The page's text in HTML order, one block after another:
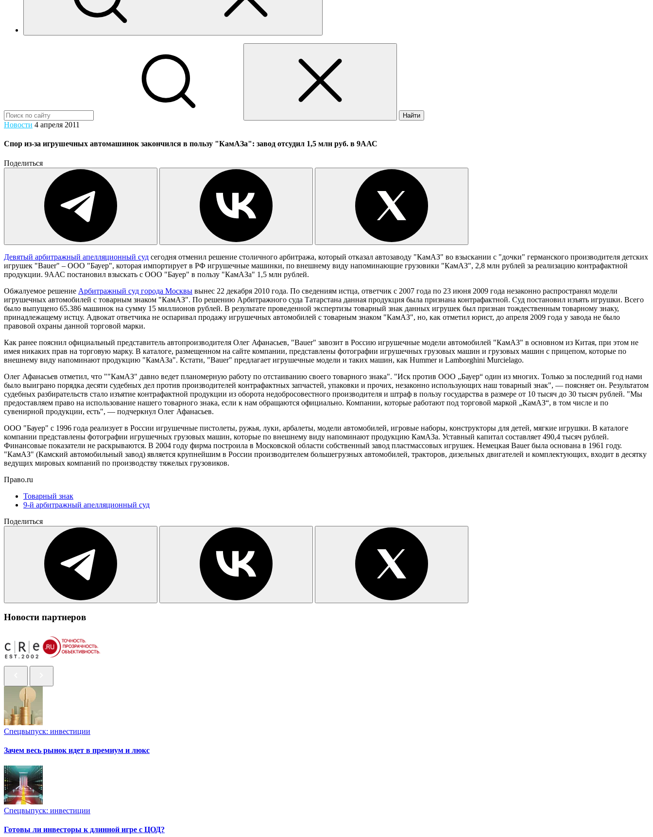
Найти
Новости 4 апреля 2011
Спор из-за игрушечных автомашинок закончился в пользу "КамАЗа": завод отсудил 1,5 млн руб. в 9ААС
Поделиться
Девятый арбитражный апелляционный суд сегодня отменил решение столичного арбитража, который отказал автозаводу "КамАЗ" во взыскании с "дочки" германского производителя детских
игрушек "Bauer" – ООО "Бауер", которая импортирует в РФ игрушечные машинки, по внешнему виду напоминающие грузовики "КамАЗ", 2,8 млн рублей за реализацию контрафактной
продукции. 9ААС постановил взыскать с ООО "Бауер" в пользу "КамАЗа" 1,5 млн рублей.
Обжалуемое решение Арбитражный суд города Москвы вынес 22 декабря 2010 года. По сведениям истца, ответчик с 2007 года по 23 июня 2009 года незаконно распространял модели
игрушечных автомобилей с товарным знаком "КамАЗ". По решению Арбитражного суда Татарстана данная продукция была признана контрафактной. Суд постановил изъять игрушки. Всего
было выпущено 65.386 машинок на сумму 15 миллионов рублей. В результате проведенной экспертизы товарный знак данных игрушек был признан тождественным товарному знаку,
принадлежащему истцу. Адвокат ответчика не оспаривал продажу игрушечных автомобилей с товарным знаком "КамАЗ", но, как отметил юрист, до апреля 2009 года у завода не было
правовой охраны данной торговой марки.
Как ранее пояснил официальный представитель автопроизводителя Олег Афанасьев, "Bauer" завозит в Россию игрушечные модели автомобилей "КамАЗ" в основном из Китая, при этом не
имея никаких прав на торговую марку. В каталоге, размещенном на сайте компании, представлены фотографии игрушечных грузовых машин и грузовых машин с прицепом, которые по
внешнему виду напоминают продукцию "КамАЗа". Кстати, "Bauer" предлагает игрушечные модели и таких машин, как Hummer и Lamborghini Murcielago.
Олег Афанасьев отметил, что ""КамАЗ" давно ведет планомерную работу по отстаиванию своего товарного знака". "Иск против ООО „Бауер“ один из многих. Только за последний год нами
было выиграно порядка десяти судебных дел против производителей контрафактных запчастей, упаковки и прочих, незаконно использующих наш товарный знак", — поясняет он. Результатом
судебных разбирательств стало изъятие контрафактной продукции из оборота недобросовестного производителя и штраф в пользу государства в размере от 10 тысяч до 30 тысяч рублей. "Мы
предоставляем право на использование нашего товарного знака, если к нам обращаются официально. Компании, которые работают под торговой маркой „КамАЗ“, в том числе и по
сувенирной продукции, есть", — подчеркнул Олег Афанасьев.
ООО "Бауер" с 1996 года реализует в России игрушечные пистолеты, ружья, луки, арбалеты, модели автомобилей, игровые наборы, конструкторы для детей, мягкие игрушки. В каталоге
компании представлены фотографии игрушечных грузовых машин, которые по внешнему виду напоминают продукцию КамАЗа. Уставный капитал составляет 490,4 тысяч рублей.
Финансовые показатели не раскрываются. В 2004 году фирма построила в Московской области собственный завод пластмассовых игрушек. Немецкая Bauer была основана в 1961 году.
"КамАЗ" (Камский автомобильный завод) является крупнейшим в России производителем большегрузных автомобилей, тракторов, дизельных двигателей и комплектующих, входит в десятку
ведущих мировых компаний по производству тяжелых грузовиков.
Право.ru
Товарный знак
9-й арбитражный апелляционный суд
Поделиться
Новости партнеров
Спецвыпуск: инвестиции
Зачем весь рынок идет в премиум и люкс
Спецвыпуск: инвестиции
Готовы ли инвесторы к длинной игре с ЦОД?